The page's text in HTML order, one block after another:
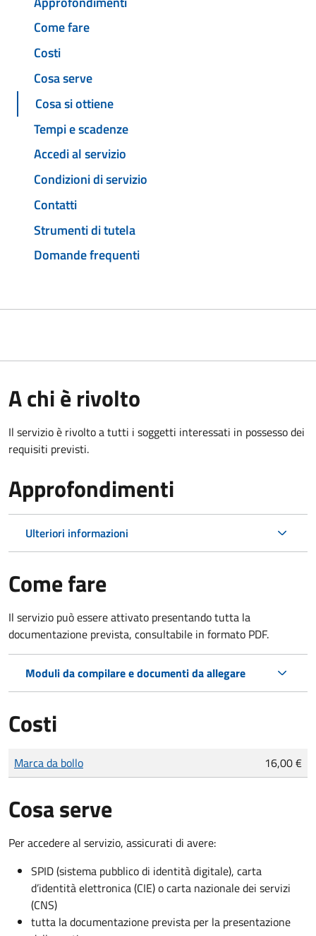
Come fare
Costi
Cosa serve
Cosa si ottiene
Tempi e scadenze
Accedi al servizio
Condizioni di servizio
Contatti
Strumenti di tutela
Domande frequenti
A chi è rivolto
Il servizio è rivolto a tutti i soggetti interessati in possesso dei
requisiti previsti.
Approfondimenti
Ulteriori informazioni
Come fare
Il servizio può essere attivato presentando tutta la
documentazione prevista, consultabile in formato PDF.
Moduli da compilare e documenti da allegare
Costi
Tipo di pagamento
Importo
Marca da bollo 16,00 €
Cosa serve
Per accedere al servizio, assicurati di avere:
SPID (sistema pubblico di identità digitale), carta
d’identità elettronica (CIE) o carta nazionale dei servizi
(CNS)
tutta la documentazione prevista per la presentazione